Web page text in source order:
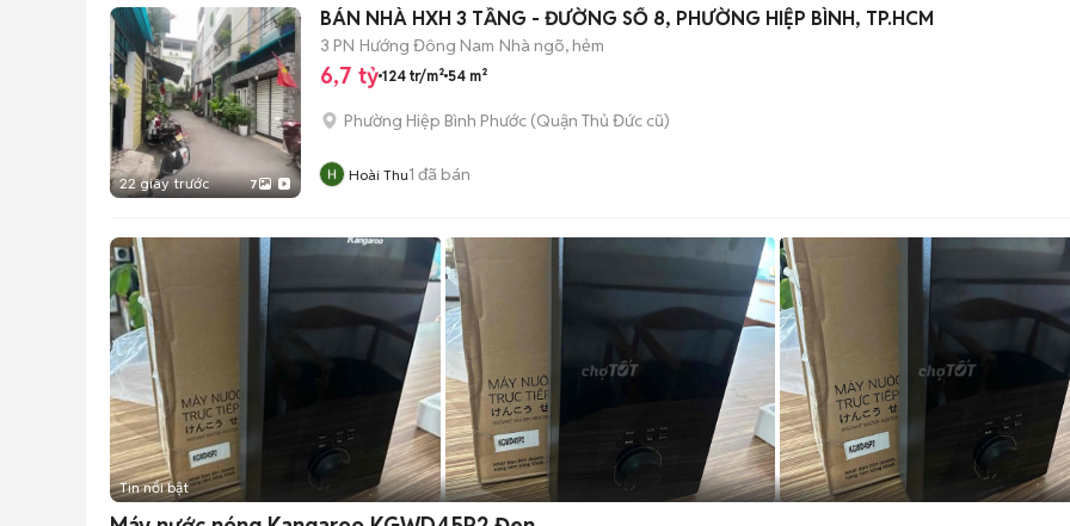
22 giây trước 7
BÁN NHÀ HXH 3 TẦNG - ĐƯỜNG SỐ 8, PHƯỜNG HIỆP BÌNH, TP.HCM
3 PN Hướng Đông Nam Nhà ngõ, hẻm
6,7 tỷ 124 tr/m² 54 m²
Phường Hiệp Bình Phước (Quận Thủ Đức cũ)
Hoài Thu1 đã bán
Tin nổi bật